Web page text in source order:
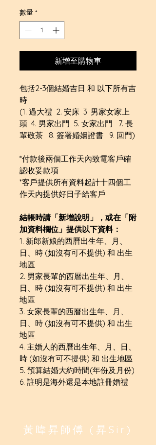
數量 *
新增至購物車
包括2-3個結婚吉日 和 以下所有吉
時
(1. 過大禮 2. 安床 3. 男家女家上
頭 4. 男家出門 5. 女家出門 7. 長
輩敬茶 8. 簽署婚姻證書 9. 回門)
*付款後兩個工作天內致電客戶確
認收妥款項
*客戶提供所有資料起計十四個工
作天內提供好日子給客戶
結帳時請「新增說明」，或在「附
加資料欄位」提供以下資料：
1. 新郎新娘的西曆出生年、月、
日、時 (如沒有可不提供) 和 出生
地區
2. 男家長輩的西曆出生年、月、
日、時 (如沒有可不提供) 和 出生
地區
3. 女家長輩的西曆出生年、月、
日、時 (如沒有可不提供) 和 出生
地區
4. 主婚人的西曆出生年、月、日、
時 (如沒有可不提供) 和 出生地區
5. 預算結婚大約時間(年份及月份)
6. 註明是海外還是本地註冊婚禮
黃暐昇師傅 (昇Sir)